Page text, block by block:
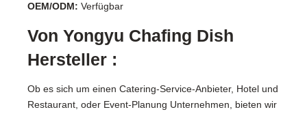
OEM/ODM:Verfügbar
Von Yongyu Chafing Dish
Hersteller :
Ob es sich um einen Catering-Service-Anbieter, Hotel und
Restaurant, oder Event-Planung Unternehmen, bieten wir